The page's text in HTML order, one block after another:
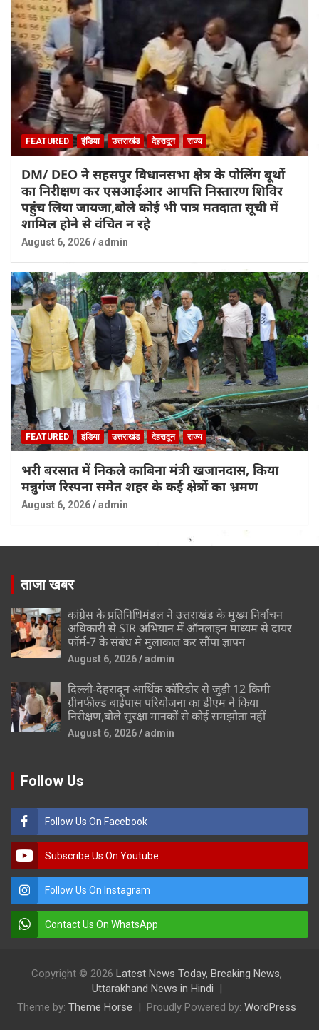
FEATURED इंडिया उत्तराखंड देहरादून राज्य
DM/ DEO ने सहसपुर विधानसभा क्षेत्र के पोलिंग बूथों
का निरीक्षण कर एसआईआर आपत्ति निस्तारण शिविर
पहुंच लिया जायजा,बोले कोई भी पात्र मतदाता सूची में
शामिल होने से वंचित न रहे
August 6, 2026 admin
FEATURED इंडिया उत्तराखंड देहरादून राज्य
भरी बरसात में निकले काबिना मंत्री खजानदास, किया
मन्नुगंज रिस्पना समेत शहर के कई क्षेत्रों का भ्रमण
August 6, 2026 admin
ताजा खबर
कांग्रेस के प्रतिनिधिमंडल ने उत्तराखंड के मुख्य निर्वाचन
अधिकारी से SIR अभियान में ऑनलाइन माध्यम से दायर
फॉर्म-7 के संबंध मे मुलाकात कर सौंपा ज्ञापन
August 6, 2026 admin
दिल्ली-देहरादून आर्थिक कॉरिडोर से जुड़ी 12 किमी
ग्रीनफील्ड बाईपास परियोजना का डीएम ने किया
निरीक्षण,बोले सुरक्षा मानकों से कोई समझौता नहीं
August 6, 2026 admin
Follow Us
Follow Us On Facebook
Subscribe Us On Youtube
Follow Us On Instagram
Contact Us On WhatsApp
Copyright © 2026 Latest News Today, Breaking News,
Uttarakhand News in Hindi
Theme by: Theme Horse Proudly Powered by: WordPress